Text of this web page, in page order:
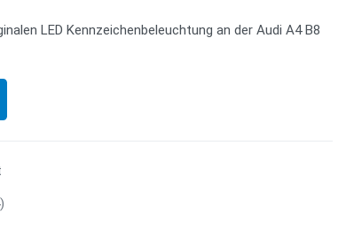
LED Kennzeichenbeleuchtung an der Audi A4 B8